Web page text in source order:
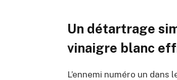
Un détartrage
vinaigre blanc
L’ennemi numéro un dans